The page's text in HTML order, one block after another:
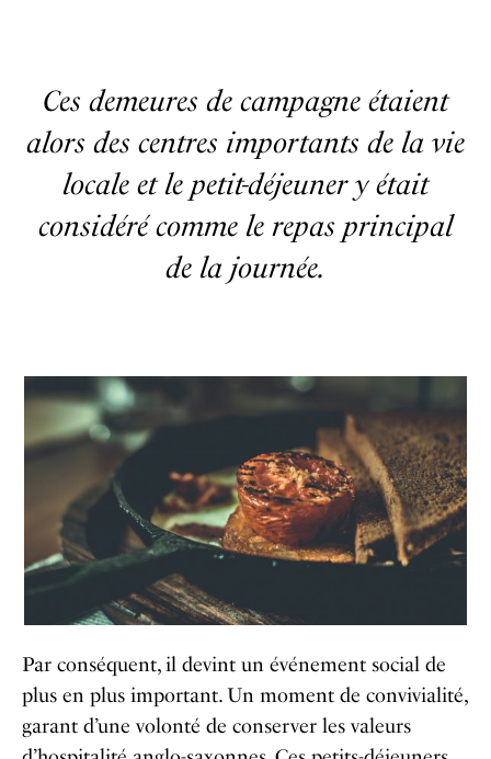
Ces demeures de campagne étaient
alors des centres importants de la vie
locale et le petit-déjeuner y était
considéré comme le repas principal
de la journée.
Par conséquent, il devint un événement social de
plus en plus important. Un moment de convivialité,
garant d’une volonté de conserver les valeurs